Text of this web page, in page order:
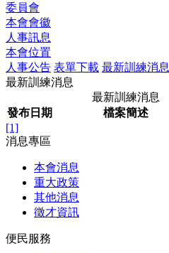
委員會
本會會徽
人事訊息
本會位置
人事公告 表單下載 最新訓練消息
最新訓練消息
最新訓練消息
發布日期
檔案簡述
[1]
消息專區
本會消息
重大政策
其他消息
徵才資訊
便民服務